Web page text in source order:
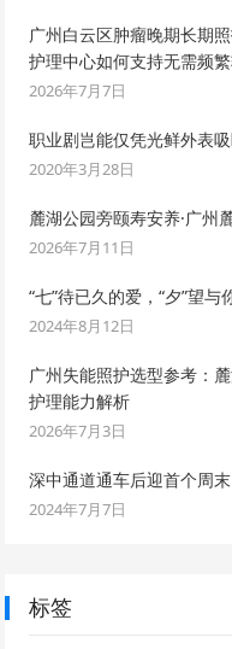
广州白云区肿瘤晚期长期
护理中心如何支持无需频
2026年7月7日
职业剧岂能仅凭光鲜外表
2020年3月28日
麓湖公园旁颐寿安养·广州
2026年7月11日
“七”待已久的爱，“夕”望
2024年8月12日
广州失能照护选型参考：
护理能力解析
2026年7月3日
深中通道通车后迎首个周
2024年7月7日
标签